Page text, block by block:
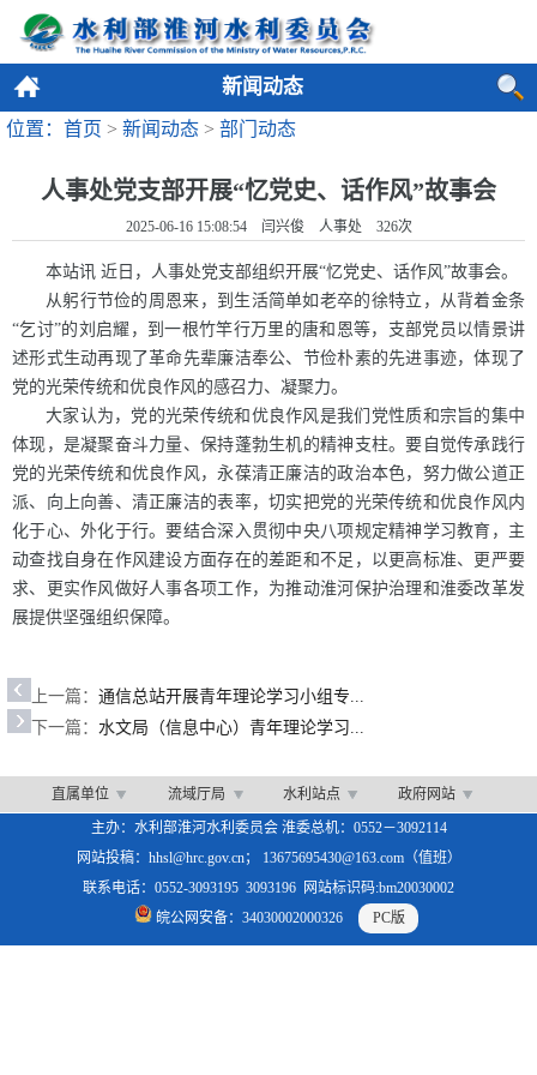
新闻动态
位置：首页 > 新闻动态 > 部门动态
人事处党支部开展“忆党史、话作风”故事会
2025-06-16 15:08:54 闫兴俊 人事处 326次
本站讯 近日，人事处党支部组织开展“忆党史、话作风”故事会。
从躬行节俭的周恩来，到生活简单如老卒的徐特立，从背着金条
“乞讨”的刘启耀，到一根竹竿行万里的唐和恩等，支部党员以情景讲
述形式生动再现了革命先辈廉洁奉公、节俭朴素的先进事迹，体现了
党的光荣传统和优良作风的感召力、凝聚力。
大家认为，党的光荣传统和优良作风是我们党性质和宗旨的集中
体现，是凝聚奋斗力量、保持蓬勃生机的精神支柱。要自觉传承践行
党的光荣传统和优良作风，永葆清正廉洁的政治本色，努力做公道正
派、向上向善、清正廉洁的表率，切实把党的光荣传统和优良作风内
化于心、外化于行。要结合深入贯彻中央八项规定精神学习教育，主
动查找自身在作风建设方面存在的差距和不足，以更高标准、更严要
求、更实作风做好人事各项工作，为推动淮河保护治理和淮委改革发
展提供坚强组织保障。
上一篇： 通信总站开展青年理论学习小组专...
下一篇： 水文局（信息中心）青年理论学习...
直属单位 流域厅局 水利站点
政府网站
主办：水利部淮河水利委员会 淮委总机：0552－3092114
网站投稿：hhsl@hrc.gov.cn； 13675695430@163.com（值班）
联系电话：0552-3093195 3093196 网站标识码:bm20030002
皖公网安备：34030002000326
PC版